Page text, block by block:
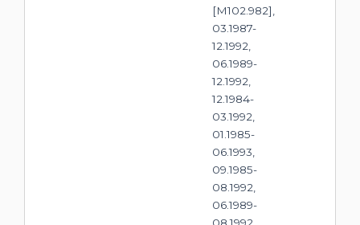
[M102.982],
03.1987-
12.1992,
06.1989-
12.1992,
12.1984-
03.1992,
01.1985-
06.1993,
09.1985-
08.1992,
06.1989-
08.1992,